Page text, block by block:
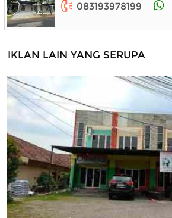
083193978199
IKLAN LAIN YANG SERUPA